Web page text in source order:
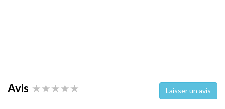
Avis Laisser un avis